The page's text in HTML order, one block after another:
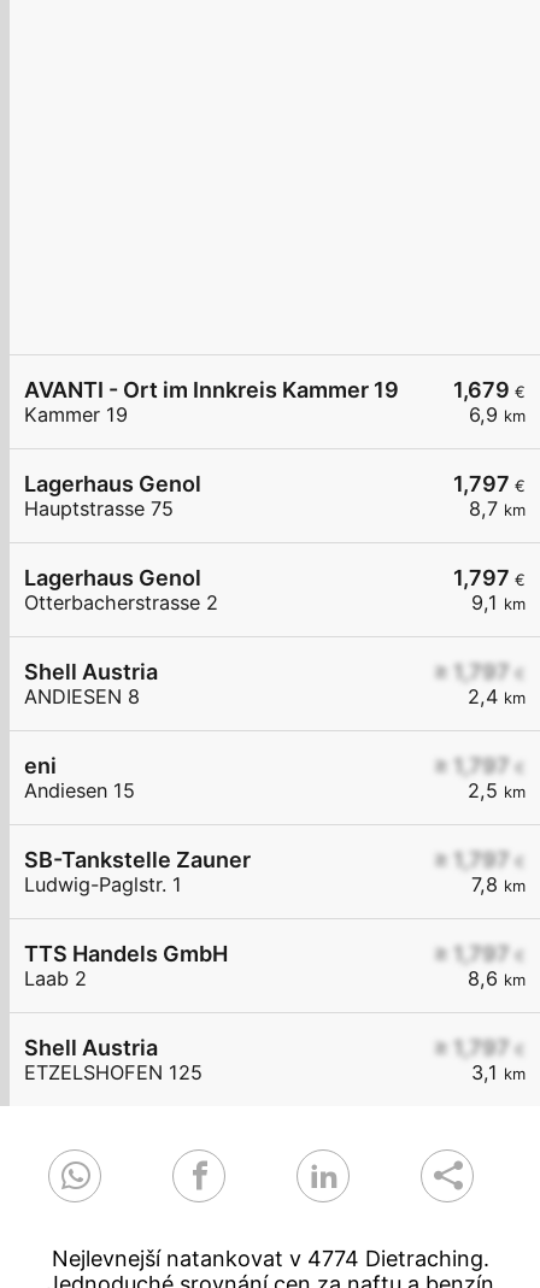
1,679 €
6,9 km
AVANTI - Ort im Innkreis Kammer 19
Kammer 19
1,797 €
8,7 km
Lagerhaus Genol
Hauptstrasse 75
1,797 €
9,1 km
Lagerhaus Genol
Otterbacherstrasse 2
≥ 1,797 €
2,4 km
Shell Austria
ANDIESEN 8
≥ 1,797 €
2,5 km
eni
Andiesen 15
≥ 1,797 €
7,8 km
SB-Tankstelle Zauner
Ludwig-Paglstr. 1
≥ 1,797 €
8,6 km
TTS Handels GmbH
Laab 2
≥ 1,797 €
3,1 km
Shell Austria
ETZELSHOFEN 125
Nejlevnejší natankovat v 4774 Dietraching.